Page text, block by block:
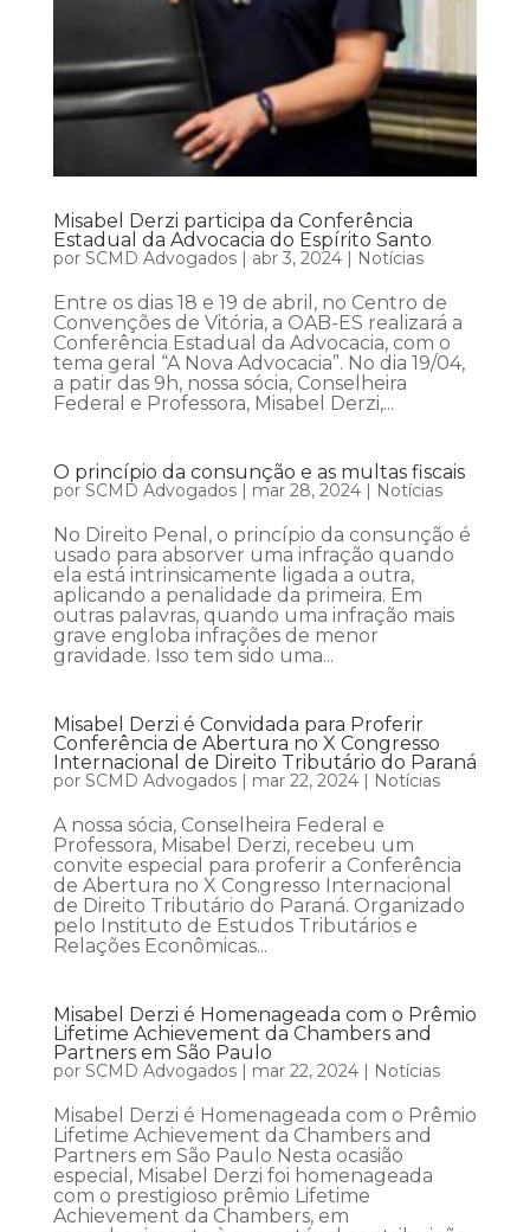
Misabel Derzi participa da Conferência
Estadual da Advocacia do Espírito Santo
por SCMD Advogados| abr 3, 2024| Notícias
Entre os dias 18 e 19 de abril, no Centro de
Convenções de Vitória, a OAB-ES realizará a
Conferência Estadual da Advocacia, com o
tema geral “A Nova Advocacia”. No dia 19/04,
a patir das 9h, nossa sócia, Conselheira
Federal e Professora, Misabel Derzi,...
O princípio da consunção e as multas fiscais
por SCMD Advogados| mar 28, 2024| Notícias
No Direito Penal, o princípio da consunção é
usado para absorver uma infração quando
ela está intrinsicamente ligada a outra,
aplicando a penalidade da primeira. Em
outras palavras, quando uma infração mais
grave engloba infrações de menor
gravidade. Isso tem sido uma...
Misabel Derzi é Convidada para Proferir
Conferência de Abertura no X Congresso
Internacional de Direito Tributário do Paraná
por SCMD Advogados| mar 22, 2024| Notícias
A nossa sócia, Conselheira Federal e
Professora, Misabel Derzi, recebeu um
convite especial para proferir a Conferência
de Abertura no X Congresso Internacional
de Direito Tributário do Paraná. Organizado
pelo Instituto de Estudos Tributários e
Relações Econômicas...
Misabel Derzi é Homenageada com o Prêmio
Lifetime Achievement da Chambers and
Partners em São Paulo
por SCMD Advogados| mar 22, 2024| Notícias
Misabel Derzi é Homenageada com o Prêmio
Lifetime Achievement da Chambers and
Partners em São Paulo Nesta ocasião
especial, Misabel Derzi foi homenageada
com o prestigioso prêmio Lifetime
Achievement da Chambers, em